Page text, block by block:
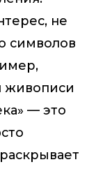
не
символов
живописи
— это